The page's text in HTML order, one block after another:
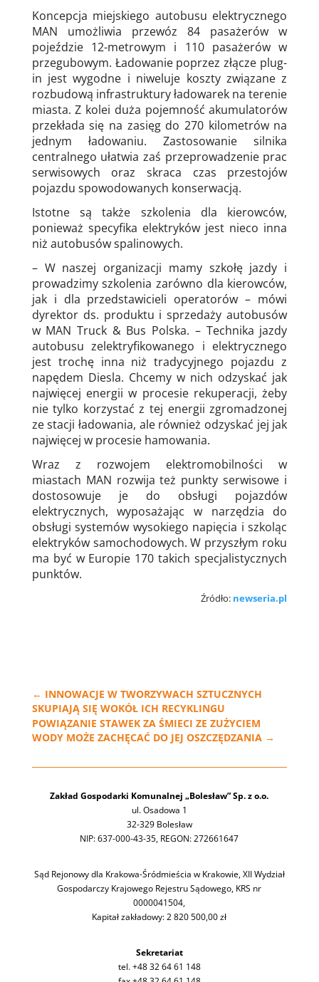
Koncepcja miejskiego autobusu elektrycznego
MAN umożliwia przewóz 84 pasażerów w
pojeździe 12-metrowym i 110 pasażerów w
przegubowym. Ładowanie poprzez złącze plug-
in jest wygodne i niweluje koszty związane z
rozbudową infrastruktury ładowarek na terenie
miasta. Z kolei duża pojemność akumulatorów
przekłada się na zasięg do 270 kilometrów na
jednym ładowaniu. Zastosowanie silnika
centralnego ułatwia zaś przeprowadzenie prac
serwisowych oraz skraca czas przestojów
pojazdu spowodowanych konserwacją.
Istotne są także szkolenia dla kierowców,
ponieważ specyfika elektryków jest nieco inna
niż autobusów spalinowych.
– W naszej organizacji mamy szkołę jazdy i
prowadzimy szkolenia zarówno dla kierowców,
jak i dla przedstawicieli operatorów – mówi
dyrektor ds. produktu i sprzedaży autobusów
w MAN Truck & Bus Polska. – Technika jazdy
autobusu zelektryfikowanego i elektrycznego
jest trochę inna niż tradycyjnego pojazdu z
napędem Diesla. Chcemy w nich odzyskać jak
najwięcej energii w procesie rekuperacji, żeby
nie tylko korzystać z tej energii zgromadzonej
ze stacji ładowania, ale również odzyskać jej jak
najwięcej w procesie hamowania.
Wraz z rozwojem elektromobilności w
miastach MAN rozwija też punkty serwisowe i
dostosowuje je do obsługi pojazdów
elektrycznych, wyposażając w narzędzia do
obsługi systemów wysokiego napięcia i szkoląc
elektryków samochodowych. W przyszłym roku
ma być w Europie 170 takich specjalistycznych
punktów.
Źródło: newseria.pl
← INNOWACJE W TWORZYWACH SZTUCZNYCH
SKUPIAJĄ SIĘ WOKÓŁ ICH RECYKLINGU
POWIĄZANIE STAWEK ZA ŚMIECI ZE ZUŻYCIEM
WODY MOŻE ZACHĘCAĆ DO JEJ OSZCZĘDZANIA→
Zakład Gospodarki Komunalnej „Bolesław” Sp. z o.o.
ul. Osadowa 1
32-329 Bolesław
NIP: 637-000-43-35, REGON: 272661647
Sąd Rejonowy dla Krakowa-Śródmieścia w Krakowie, XII Wydział
Gospodarczy Krajowego Rejestru Sądowego, KRS nr
0000041504,
Kapitał zakładowy: 2 820 500,00 zł
Sekretariat
tel. +48 32 64 61 148